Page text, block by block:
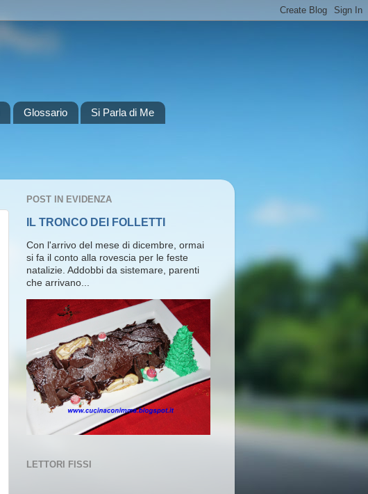
Glossario Si Parla di Me
POST IN EVIDENZA
IL TRONCO DEI FOLLETTI
Con l'arrivo del mese di dicembre, ormai
si fa il conto alla rovescia per le feste
natalizie. Addobbi da sistemare, parenti
che arrivano...
LETTORI FISSI